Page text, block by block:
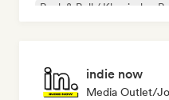
Rock & Roll / Klassischer
indie now
Media Outlet/